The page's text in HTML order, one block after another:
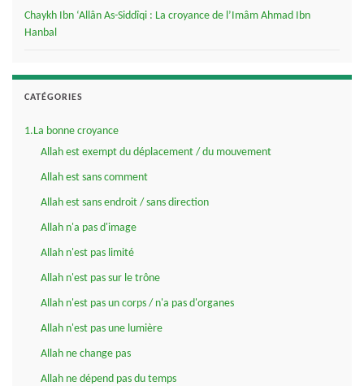
Chaykh Ibn ‘Allân As-Siddîqi : La croyance de l’Imâm Ahmad Ibn
Hanbal
CATÉGORIES
1.La bonne croyance
Allah est exempt du déplacement / du mouvement
Allah est sans comment
Allah est sans endroit / sans direction
Allah n'a pas d'image
Allah n'est pas limité
Allah n'est pas sur le trône
Allah n'est pas un corps / n'a pas d'organes
Allah n'est pas une lumière
Allah ne change pas
Allah ne dépend pas du temps